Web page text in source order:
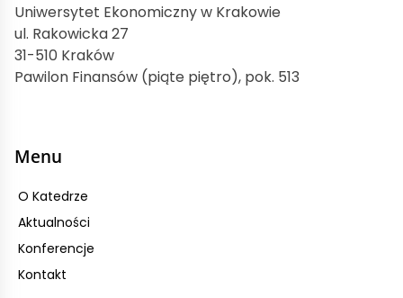
Uniwersytet Ekonomiczny w Krakowie
ul. Rakowicka 27
31-510 Kraków
Pawilon Finansów (piąte piętro), pok. 513
Menu
O Katedrze
Aktualności
Konferencje
Kontakt